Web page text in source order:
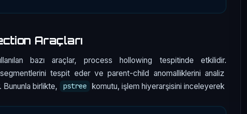
Araçları
bazı araçlar, process hollowing tespitinde etkilidir.
tespit eder ve parent-child anomalliklerini analiz
birlikte,
pstree
komutu, işlem hiyerarşisini inceleyerek